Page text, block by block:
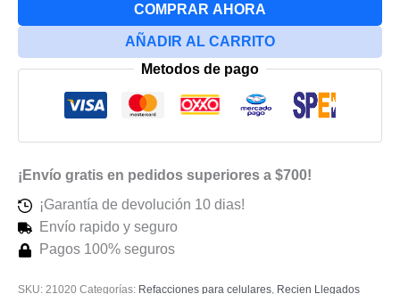
Power
Con
Realme
cantidad
COMPRAR AHORA
AÑADIR AL CARRITO
Metodos de pago
¡Envío gratis en pedidos superiores a $700!
¡Garantía de devolución 10 dias!
Envío rapido y seguro
Pagos 100% seguros
SKU: 21020 Categorías: Refacciones para celulares, Recien Llegados